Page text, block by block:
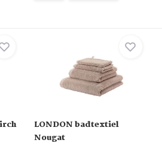
LONDON badtextiel
Nougat